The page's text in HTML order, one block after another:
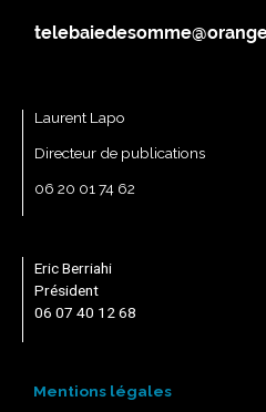
Laurent Lapo
Directeur de publications
06 20 01 74 62
Eric Berriahi
Président
06 07 40 12 68
Mentions légales